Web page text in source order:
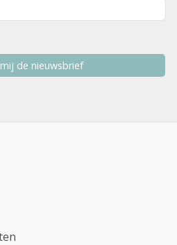
Ja, stuur mij de nieuwsbrief